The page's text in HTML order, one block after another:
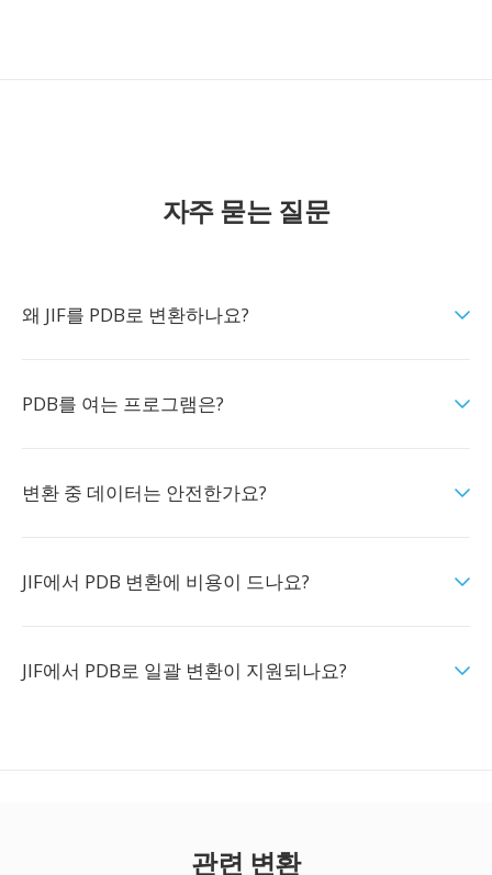
자주 묻는 질문
왜 JIF를 PDB로 변환하나요?
PDB를 여는 프로그램은?
변환 중 데이터는 안전한가요?
JIF에서 PDB 변환에 비용이 드나요?
JIF에서 PDB로 일괄 변환이 지원되나요?
관련 변환